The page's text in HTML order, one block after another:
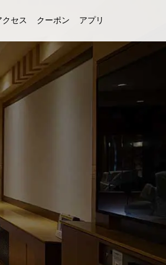
クセス クーポン アプリ